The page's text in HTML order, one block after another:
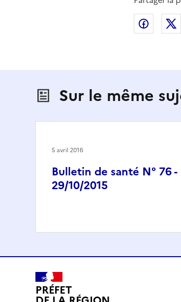
Sur le même
Bulletin de santé N° 76 -
29/10/2015
5 avril 2016
PRÉFET